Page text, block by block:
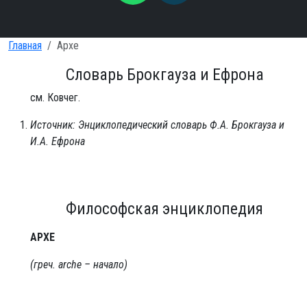
Главная Архе
Словарь Брокгауза и Ефрона
см. Ковчег.
Источник: Энциклопедический словарь Ф.А. Брокгауза и
И.А. Ефрона
Философская энциклопедия
АРХЕ
(греч. arche – начало)